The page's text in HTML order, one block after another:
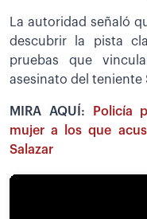
La autoridad señaló
descubrir la pista
pruebas que
asesinato del teniente
MIRA AQUÍ:
Policía
mujer a los que
Salazar